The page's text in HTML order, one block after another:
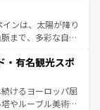
マルフィ海岸の絶
合間には、本場の
を堪能することも
旅をしてみよう！
ンは、太陽が降り
まで、多彩な自然
メンコ、熱気あふ
の一部となってい
や、バルセロナの
ローマ遺跡や中世
・有名観光スポ
けるヨーロッパ屈
やルーブル美術館